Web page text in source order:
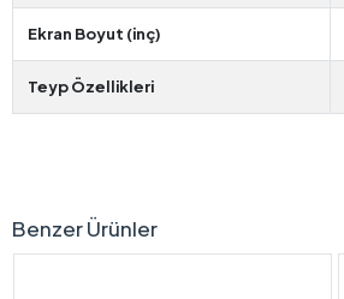
Ekran Boyut (inç)
Teyp Özellikleri
Benzer Ürünler